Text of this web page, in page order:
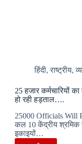
हिंदी,राष्ट्रीय,
25 हजार कर्मचारियों
हो रही हड़ताल….
25000 Officials Will
कल 10 केंद्रीय
इकाइयों…